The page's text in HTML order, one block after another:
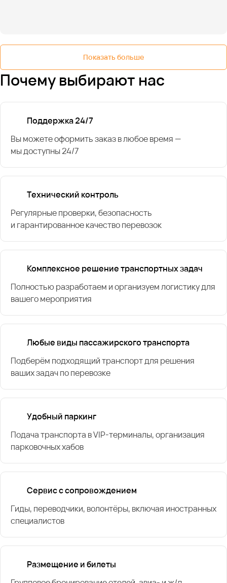
Показать больше
Почему выбирают нас
Поддержка 24/7
Вы можете оформить заказ в любое время —
мы доступны 24/7
Технический контроль
Регулярные проверки, безопасность
и гарантированное качество перевозок
Комплексное решение транспортных задач
Полностью разработаем и организуем логистику для
вашего мероприятия
Любые виды пассажирского транспорта
Подберём подходящий транспорт для решения
ваших задач по перевозке
Удобный паркинг
Подача транспорта в VIP-терминалы, организация
парковочных хабов
Сервис с сопровождением
Гиды, переводчики, волонтёры, включая иностранных
специалистов
Размещение и билеты